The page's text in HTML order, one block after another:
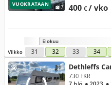
VUOKRATAAN 7 400 €/ vko
Elokuu
Viikko
31 32 33 34
Dethleffs
730 FKR